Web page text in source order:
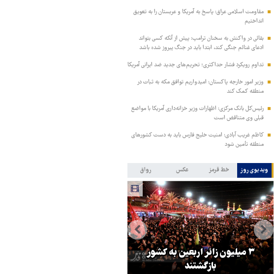
مقاومت اسلامی عراق: پاسخ به آمریکا و عربستان را به تعویق
انداختیم
بقائی در واکنش به سخنان ترامپ: پیش از آنکه کسی بتواند
ادعای غنائم جنگی کند، ابتدا باید در جنگ پیروز شده باشد
تداوم رویکرد فشار حداکثری؛ تحریم‌های جدید ضد ایرانی آمریکا
وزیر امور خارجه پاکستان: امیدواریم توافق مکه به ثبات در
منطقه کمک کند
رئیس‌کل بانک مرکزی: اظهارات وزیر خزانه‌داری آمریکا با مواضع
قبلی وی متناقض است
کاظم غریب آبادی: امنیت خلیج فارس باید به دست کشورهای
منطقه تأمین شود
ویدیوی روز خط قرمز عکس رواق
۳ میلیون زائر اربعین به کشور
بازگشتند